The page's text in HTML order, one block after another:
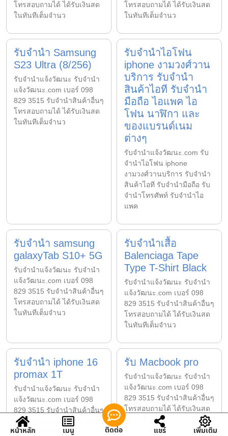
โทรสอบถามได้ ได้รับเงินสด
ในทันทีเต็มจำนว
โทรสอบถามได้ ได้รับเงินสด
ในทันทีเต็มจำนว
รับจำนำ Samsung
S23 Ultra (8/256)
รับจํานําแจ้งวัฒนะ รับจํานํา
แจ้งวัฒนะ.com เบอร์ 098
829 3515 รับจำนำสินค้าอื่นๆ
โทรสอบถามได้ ได้รับเงินสด
ในทันทีเต็มจำนว
รับจำนำไอโฟน
iphone งามวงศ์วาน
บริการ รับจำนำ
สินค้าไอที รับจำนำ
มือถือ ไอแพค ไอ
โฟน นาฬิกา และ
ของแบรนด์เนม
ต่างๆ
รับจํานําแจ้งวัฒนะ.com รับ
จำนำไอโฟน iphone
งามวงศ์วานบริการ รับจำนำ
สินค้าไอที รับจำนำมือถือ รับ
จำนำโทรศัพท์ รับจำนำไอ
แพค
รับจำนำ samsung ​
galaxy​Tab​ S10+ 5G
รับจํานําแจ้งวัฒนะ รับจํานํา
แจ้งวัฒนะ.com เบอร์ 098
829 3515 รับจำนำสินค้าอื่นๆ
โทรสอบถามได้ ได้รับเงินสด
ในทันทีเต็มจำนว
รับจำนำเสื้อ
Balenciaga Tape
Type T-Shirt Black
รับจํานําแจ้งวัฒนะ รับจํานํา
แจ้งวัฒนะ.com เบอร์ 098
829 3515 รับจำนำสินค้าอื่นๆ
โทรสอบถามได้ ได้รับเงินสด
ในทันทีเต็มจำนว
รับจำนำ iphone 16
promax 1T
รับจํานําแจ้งวัฒนะ รับจํานํา
แจ้งวัฒนะ.com เบอร์ 098
829 3515 รับจำนำสินค้าอื่นๆ
โทรสอบถามได้ ได้รับเงินสด
ในทันทีเต็มจำนว
รับ Macbook pro
รับจํานําแจ้งวัฒนะ รับจํานํา
แจ้งวัฒนะ.com เบอร์ 098
829 3515 รับจำนำสินค้าอื่นๆ
โทรสอบถามได้ ได้รับเงินสด
ในทันทีเต็มจำนว
หน้าหลัก เมนู ติดต่อ แชร์ เพิ่มเติม